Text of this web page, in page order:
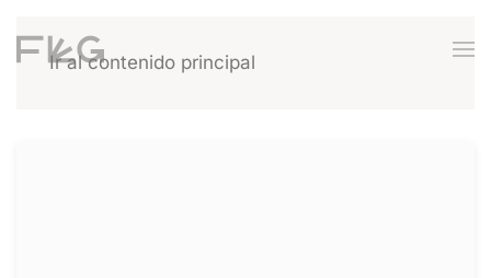
Ir al contenido principal